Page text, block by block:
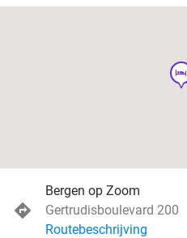
hotel
Bergen op Zoom
Gertrudisboulevard 200
Routebeschrijving